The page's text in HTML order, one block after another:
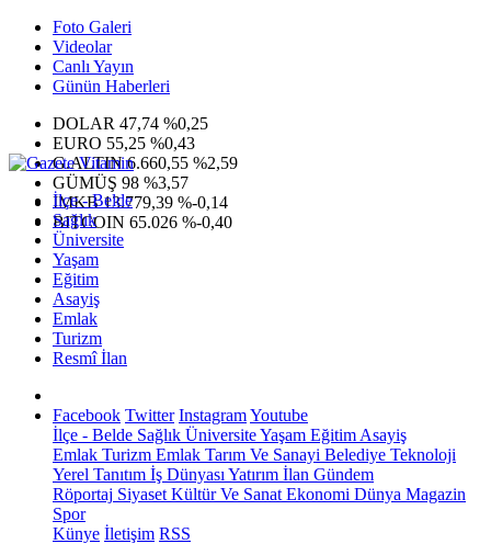
Foto Galeri
Videolar
Canlı Yayın
Günün Haberleri
DOLAR 47,74 %0,25
EURO 55,25 %0,43
G.ALTIN6.660,55 %2,59
GÜMÜŞ 98 %3,57
IMKB13.779,39 %-0,14
BITCOIN 65.026 %-0,40
İlçe - Belde
Sağlık
Üniversite
Yaşam
Eğitim
Asayiş
Emlak
Turizm
Resmî İlan
Facebook Twitter InstagramYoutube
İlçe - Belde Sağlık ÜniversiteYaşam Eğitim Asayiş
Emlak Turizm Emlak Tarım Ve Sanayi Belediye Teknoloji
Yerel Tanıtım İş Dünyası Yatırım İlan Gündem
Röportaj Siyaset Kültür Ve Sanat Ekonomi Dünya Magazin
Spor
Künye İletişim RSS